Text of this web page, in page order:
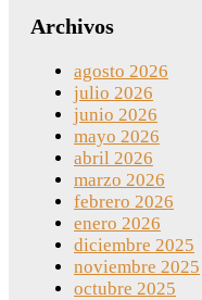
Archivos
agosto 2026
julio 2026
junio 2026
mayo 2026
abril 2026
marzo 2026
febrero 2026
enero 2026
diciembre 2025
noviembre 2025
octubre 2025